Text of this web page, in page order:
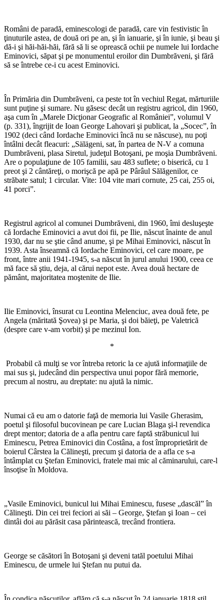
Români de paradă, eminescologi de paradă, care vin festivistic în
ţinuturile astea, de două ori pe an, şi în ianuarie, şi în iunie, şi beau şi
dă-i şi hăi-hăi-hăi, fără să li se oprească ochii pe numele lui Iordache
Eminovici, săpat şi pe monumentul eroilor din Dumbrăveni, şi fără
să se întrebe ce-i cu acest Eminovici.
În Primăria din Dumbrăveni, ca peste tot în vechiul Regat, mărturiile
sunt puţine şi sumare. Nu găsesc decât un registru agricol, din 1960,
aşa cum în „Marele Dicţionar Geografic al României”, volumul V
(p. 331), îngrijit de Ioan George Lahovari şi publicat, la „Socec”, în
1902 (deci când Iordache Eminovici încă nu se născuse), nu poţi
întâlni decât fleacuri: „Sälägeni, sat, în partea de N-V a comuna
Dumbrăveni, plasa Siretul, judeţul Botoşani, pe moşia Dumbrăveni.
Are o populaţiune de 105 familii, sau 483 suflete; o biserică, cu 1
preot şi 2 cântăreţi, o morişcă pe apă pe Pârâul Sălăgenilor, ce
străbate satul; 1 circular. Vite: 104 vite mari cornute, 25 cai, 255 oi,
41 porci”.
Registrul agricol al comunei Dumbrăveni, din 1960, îmi desluşeşte
că Iordache Eminovici a avut doi fii, pe Ilie, născut înainte de anul
1930, dar nu se ştie când anume, şi pe Mihai Eminovici, născut în
1939. Asta înseamnă că Iordache Eminovici, cel care moare, pe
front, între anii 1941-1945, s-a născut în jurul anului 1900, ceea ce
mă face să ştiu, deja, al cărui nepot este. Avea două hectare de
pământ, majoritatea moştenite de Ilie.
Ilie Eminovici, însurat cu Leontina Melenciuc, avea două fete, pe
Angela (măritată Şovea) şi pe Maria, şi doi băieţi, pe Valetrică
(despre care v-am vorbit) şi pe mezinul Ion.
*
Probabil că mulţi se vor întreba retoric la ce ajută informaţiile de
mai sus şi, judecând din perspectiva unui popor fără memorie,
precum al nostru, au dreptate: nu ajută la nimic.
Numai că eu am o datorie faţă de memoria lui Vasile Gherasim,
poetul şi filosoful bucovinean pe care Lucian Blaga şi-l revendica
drept mentor; datoria de a afla pentru care faptă străbunicul lui
Eminescu, Petrea Eminovici din Costâna, a fost împroprietărit de
boierul Cârstea la Călineşti, precum şi datoria de a afla ce s-a
întâmplat cu Ştefan Eminovici, fratele mai mic al căminarului, care-l
însoţise în Moldova.
„Vasile Eminovici, bunicul lui Mihai Eminescu, fusese „dascăl” în
Călineşti. Din cei trei feciori ai săi – George, Ştefan şi Ioan – cei
dintâi doi au părăsit casa părintească, trecând frontiera.
George se căsători în Botoşani şi deveni tatăl poetului Mihai
Eminescu, de urmele lui Ştefan nu putui da.